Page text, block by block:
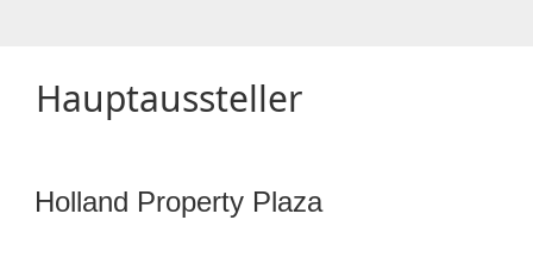
Hauptaussteller
Holland Property Plaza